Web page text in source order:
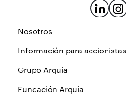
Nosotros
Información para accionistas
Grupo Arquia
Fundación Arquia